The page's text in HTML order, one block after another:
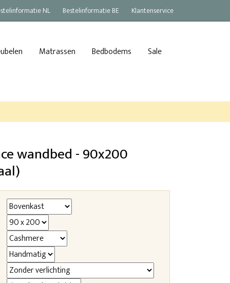
NL Bestelinformatie BE Klantenservice
Matrassen Bedbodems Sale
wandbed - 90x200